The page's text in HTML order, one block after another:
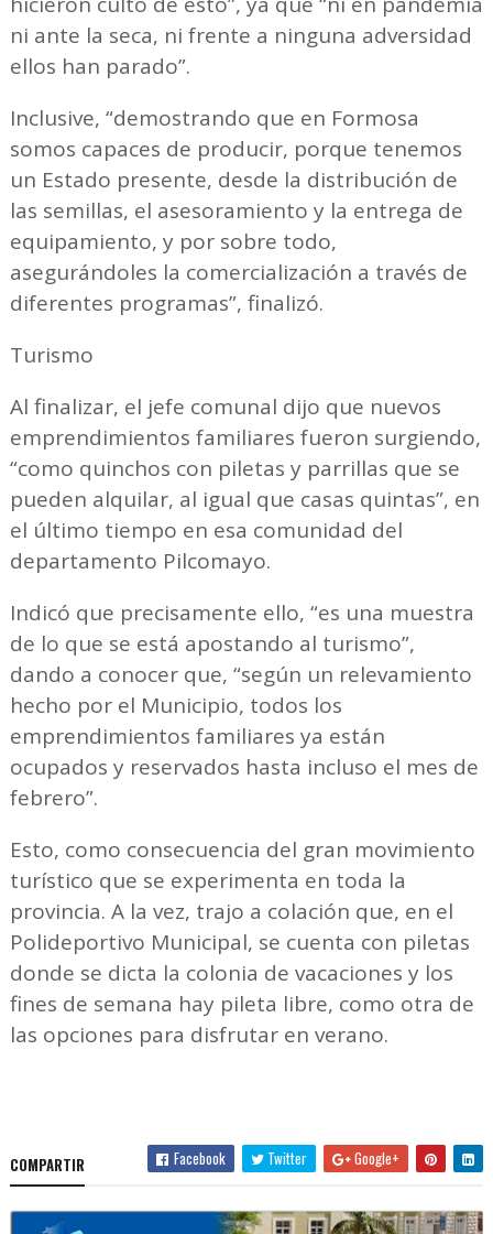
ni ante la seca, ni frente a ninguna adversidad
ellos han parado”.
Inclusive, “demostrando que en Formosa
somos capaces de producir, porque tenemos
un Estado presente, desde la distribución de
las semillas, el asesoramiento y la entrega de
equipamiento, y por sobre todo,
asegurándoles la comercialización a través de
diferentes programas”, finalizó.
Turismo
Al finalizar, el jefe comunal dijo que nuevos
emprendimientos familiares fueron surgiendo,
“como quinchos con piletas y parrillas que se
pueden alquilar, al igual que casas quintas”, en
el último tiempo en esa comunidad del
departamento Pilcomayo.
Indicó que precisamente ello, “es una muestra
de lo que se está apostando al turismo”,
dando a conocer que, “según un relevamiento
hecho por el Municipio, todos los
emprendimientos familiares ya están
ocupados y reservados hasta incluso el mes de
febrero”.
Esto, como consecuencia del gran movimiento
turístico que se experimenta en toda la
provincia. A la vez, trajo a colación que, en el
Polideportivo Municipal, se cuenta con piletas
donde se dicta la colonia de vacaciones y los
fines de semana hay pileta libre, como otra de
las opciones para disfrutar en verano.
COMPARTIR Facebook Twitter Google+